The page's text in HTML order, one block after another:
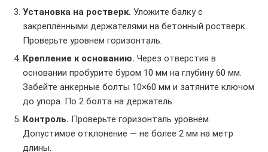
Установка на ростверк. Уложите балку с
закреплёнными держателями на бетонный ростверк.
Проверьте уровнем горизонталь.
Крепление к основанию. Через отверстия в
основании пробурите буром 10 мм на глубину 60 мм.
Забейте анкерные болты 10×60 мм и затяните ключом
до упора. По 2 болта на держатель.
Контроль. Проверьте горизонталь уровнем.
Допустимое отклонение — не более 2 мм на метр
длины.